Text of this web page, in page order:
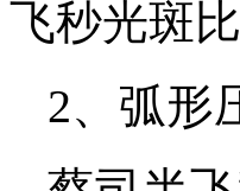
飞秒光斑
2、弧形